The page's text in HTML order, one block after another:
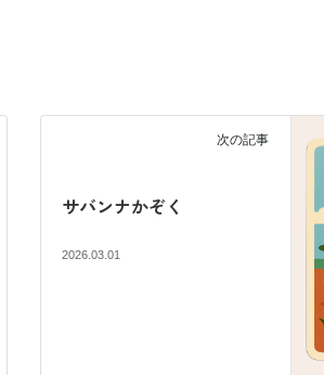
次の記事
サバンナかぞく
2026.03.01